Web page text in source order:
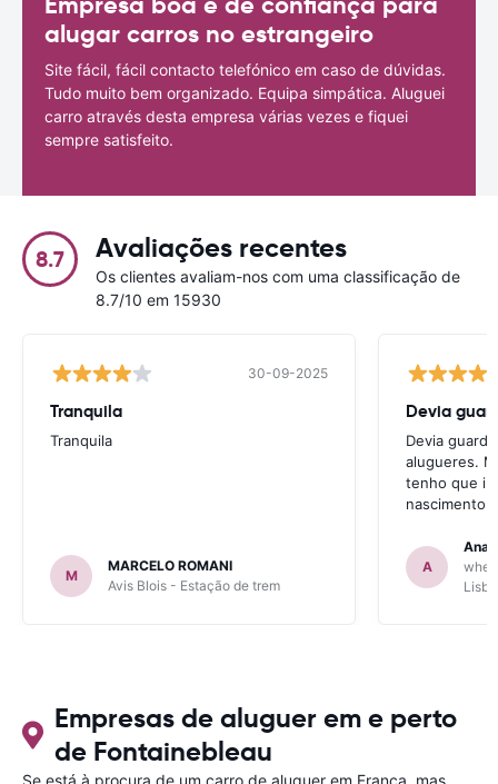
alugar carros no estrangeiro
Site fácil, fácil contacto telefónico em caso de dúvidas.
Tudo muito bem organizado. Equipa simpática. Aluguei
carro através desta empresa várias vezes e fiquei
sempre satisfeito.
8.7 Avaliações recentes
Os clientes avaliam-nos com uma classificação de
8.7/10 em 15930
30-09-2025
Tranquila
Tranquila
M
MARCELO ROMANI
Avis Blois - Estação de trem
Devia
Devia
alugueres.
tenho que
nascimento
A
Ana
Empresas de aluguer em e perto
de Fontainebleau
Se está à procura de um carro de aluguer em França, mas